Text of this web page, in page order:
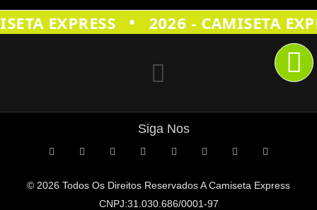
EXPRESS 2026 - CAMISETA
Siga Nos
© 2026 Todos Os Direitos Reservados ACamiseta Express
CNPJ:31.030.686/0001-97